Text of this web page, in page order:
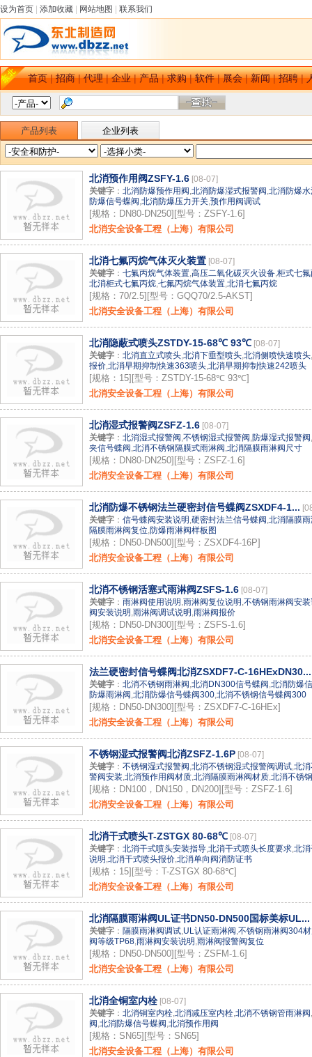
设为首页 添加收藏 网站地图 联系我们
首页|招商|代理|企业|产品|求购|软件|展会|新闻|招聘|
产品列表 企业列表
北消预作用阀ZSFY-1.6 [08-07]
关键字 ： 北消防爆预作用阀,北消防爆湿式报警阀,北消防爆
防爆信号蝶阀,北消防爆压力开关,预作用阀调试
[规格：DN80-DN250][型号：ZSFY-1.6]
北消安全设备工程（上海）有限公司
北消七氟丙烷气体灭火装置 [08-07]
关键字 ： 七氟丙烷气体装置,高压二氧化碳灭火设备,柜式七
北消柜式七氟丙烷,七氟丙烷气体装置,北消七氟丙烷
[规格：70/2.5][型号：GQQ70/2.5-AKST]
北消安全设备工程（上海）有限公司
北消隐蔽式喷头ZSTDY-15-68℃ 93℃ [08-07]
关键字 ： 北消直立式喷头,北消下垂型喷头,北消侧喷快速喷头,
报价,北消早期抑制快速363喷头,北消早期抑制快速242喷头
[规格：15][型号：ZSTDY-15-68℃ 93℃]
北消安全设备工程（上海）有限公司
北消湿式报警阀ZSFZ-1.6 [08-07]
关键字 ： 北消湿式报警阀,不锈钢湿式报警阀,防爆湿式报警阀,
夹信号蝶阀,北消不锈钢隔膜式雨淋阀,北消隔膜雨淋阀尺寸
[规格：DN80-DN250][型号：ZSFZ-1.6]
北消安全设备工程（上海）有限公司
北消防爆不锈钢法兰硬密封信号蝶阀ZSXDF4-1...
关键字 ： 信号蝶阀安装说明 ,硬密封法兰信号蝶阀,北消隔膜
隔膜雨淋阀复位,防爆雨淋阀样板图
[规格：DN50-DN500][型号：ZSXDF4-16P]
北消安全设备工程（上海）有限公司
北消不锈钢活塞式雨淋阀ZSFS-1.6 [08-07]
关键字 ： 雨淋阀使用说明 ,雨淋阀复位说明 ,不锈钢雨淋阀安
阀安装说明 ,雨淋阀调试说明 ,雨淋阀报价
[规格：DN50-DN300][型号：ZSFS-1.6]
北消安全设备工程（上海）有限公司
法兰硬密封信号蝶阀北消ZSXDF7-C-16HExDN30...
关键字 ： 北消不锈钢雨淋阀,北消DN300信号蝶阀,北消防爆
防爆雨淋阀,北消防爆信号蝶阀300,北消不锈钢信号蝶阀300
[规格：DN50-DN300][型号：ZSXDF7-C-16HEx]
北消安全设备工程（上海）有限公司
不锈钢湿式报警阀北消ZSFZ-1.6P [08-07]
关键字 ： 不锈钢湿式报警阀,北消不锈钢湿式报警阀调试,北
警阀安装,北消预作用阀材质,北消隔膜雨淋阀材质,北消不锈
[规格：DN100，DN150，DN200][型号：ZSFZ-1.6]
北消安全设备工程（上海）有限公司
北消干式喷头T-ZSTGX 80-68℃ [08-07]
关键字 ： 北消干式喷头安装指导,北消干式喷头长度要求,北
说明 ,北消干式喷头报价,北消单向阀消防证书
[规格：15][型号：T-ZSTGX 80-68℃]
北消安全设备工程（上海）有限公司
北消隔膜雨淋阀UL证书DN50-DN500国标美标UL...
关键字 ： 隔膜雨淋阀调试,UL认证雨淋阀,不锈钢雨淋阀304
阀等级TP68,雨淋阀安装说明 ,雨淋阀报警阀复位
[规格：DN50-DN500][型号：ZSFM-1.6]
北消安全设备工程（上海）有限公司
北消全铜室内栓 [08-07]
关键字 ： 北消铜室内栓,北消减压室内栓,北消不锈钢管雨淋阀,
阀,北消防爆信号蝶阀,北消预作用阀
[规格：SN65][型号：SN65]
北消安全设备工程（上海）有限公司